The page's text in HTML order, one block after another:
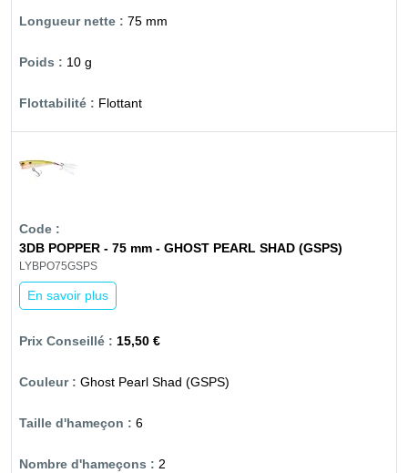
75 mm
10 g
Flottant
3DB POPPER - 75 mm - GHOST PEARL SHAD (GSPS)
LYBPO75GSPS
En savoir plus
15,50 €
Ghost Pearl Shad (GSPS)
6
2